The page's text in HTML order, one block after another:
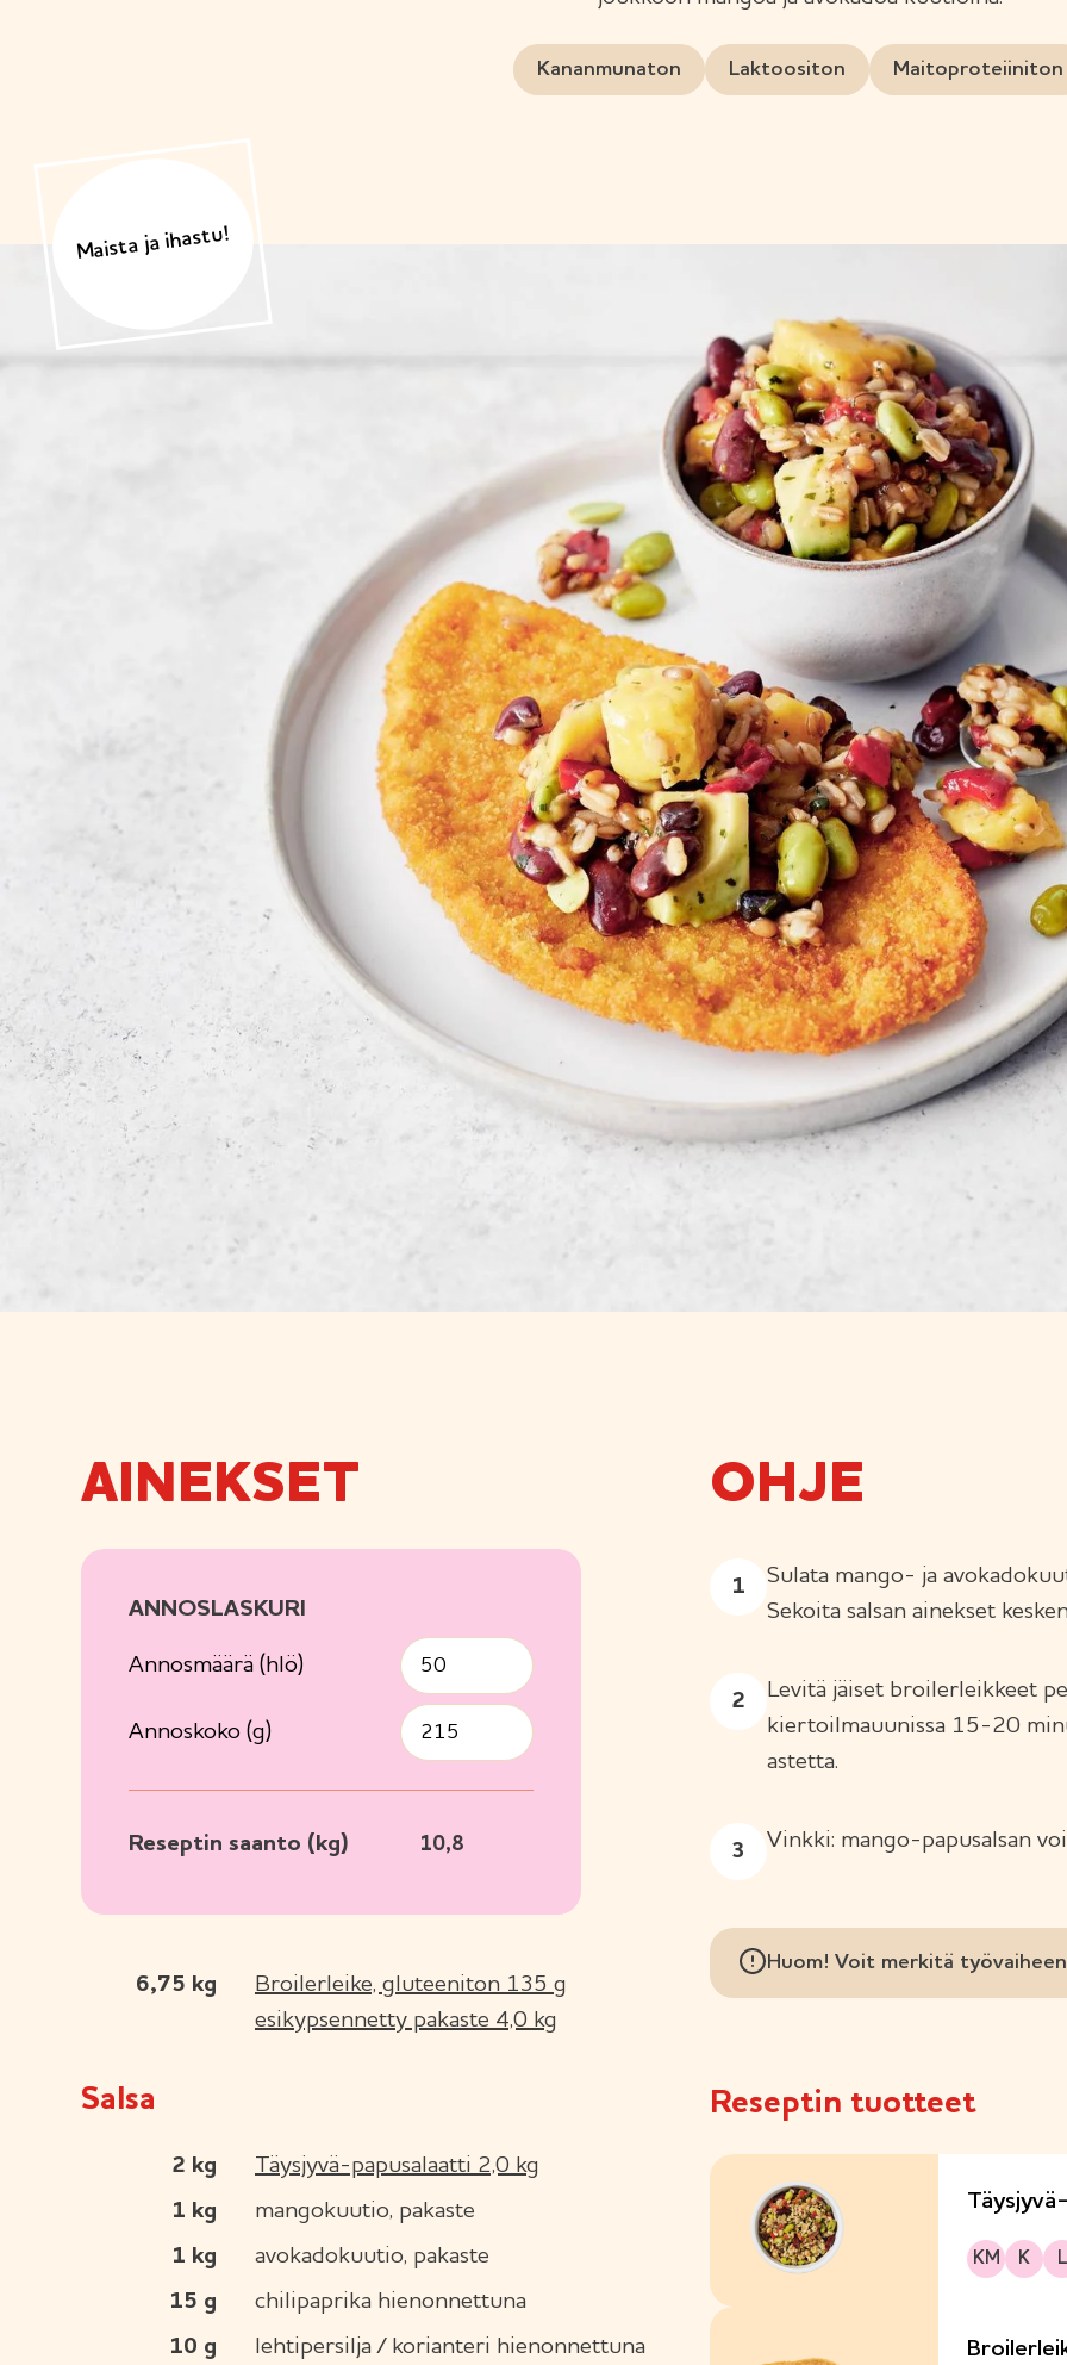
Kananmunaton Laktoositon Maitoproteiiniton
Maista ja ihastu!
AINEKSET OHJE
ANNOSLASKURI
Annosmäärä (hlö)
Annoskoko (g)
Reseptin saanto (kg) 10,8
6,75 kg
Broilerleike, gluteeniton 135 g
esikypsennetty pakaste 4,0 kg
Salsa
2 kg
Täysjyvä-papusalaatti 2,0 kg
1 kg
mangokuutio, pakaste
1 kg
avokadokuutio, pakaste
15 g
chilipaprika hienonnettuna
10 g lehtipersilja / korianteri hienonnettuna
Sulata mango- ja
Sekoita salsan ainekset
Levitä jäiset broilerleikkeet
kiertoilmauunissa 15-20
astetta.
Vinkki: mango-papusalsan
Huom! Voit merkitä
Reseptin tuotteet
KM
Kananmunaton K
Kuitupitoinen L
Laktoositon